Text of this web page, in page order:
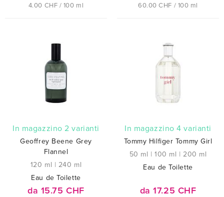
4.00 CHF / 100 ml 60.00 CHF / 100 ml
In magazzino 2 varianti
Geoffrey Beene Grey
Flannel
120 ml | 240 ml
Eau de Toilette
da 15.75 CHF
In magazzino 4 varianti
Tommy Hilfiger Tommy Girl
50 ml |100 ml |200 ml
Eau de Toilette
da 17.25 CHF